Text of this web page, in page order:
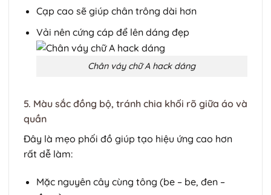
Cạp cao sẽ giúp chân trông dài hơn
Vải nên cứng cáp để lên dáng đẹp
Chân váy chữ A hack dáng
5. Màu sắc đồng bộ, tránh chia khối rõ giữa áo và
quần
Đây là mẹo phối đồ giúp tạo hiệu ứng cao hơn
rất dễ làm:
Mặc nguyên cây cùng tông (be – be, đen –